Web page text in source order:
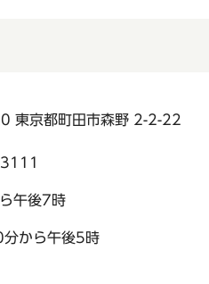
東京都町田市森野 2-2-22
午後7時
分から午後5時